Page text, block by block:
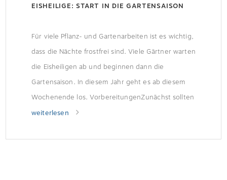
EISHEILIGE: START IN DIE GARTENSAISON
Für viele Pflanz- und Gartenarbeiten ist es wichtig,
dass die Nächte frostfrei sind. Viele Gärtner warten
die Eisheiligen ab und beginnen dann die
Gartensaison. In diesem Jahr geht es ab diesem
Wochenende los. VorbereitungenZunächst sollten
Reinigungs- und ggf. Wartungsarbeiten
intakt? Weist die Gartenhütte Witterungsschäden
weiterlesen